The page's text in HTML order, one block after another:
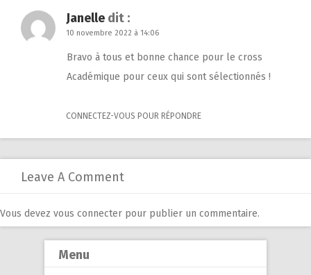
Janelle dit :
10 novembre 2022 à 14:06
Bravo à tous et bonne chance pour le cross
Académique pour ceux qui sont sélectionnés !
CONNECTEZ-VOUS POUR RÉPONDRE
Leave A Comment
Vous devez vous connecter pour publier un commentaire.
Menu